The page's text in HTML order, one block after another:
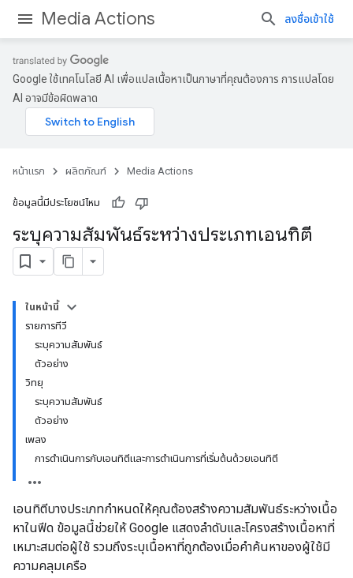
Media Actions ลงชื่อเข้าใช้
Google ใช้เทคโนโลยี AI เพื่อแปลเนื้อหาเป็นภาษาที่คุณต้องการ การแปลโดย
AI อาจมีข้อผิดพลาด
หน้าแรก ผลิตภัณฑ์ Media Actions
ข้อมูลนี้มีประโยชน์ไหม
ระบุความสัมพันธ์ระหว่างประเภทเอนทิตี
ในหน้านี้
รายการทีวี
ระบุความสัมพันธ์
ตัวอย่าง
วิทยุ
ระบุความสัมพันธ์
ตัวอย่าง
เพลง
การดำเนินการกับเอนทิตีและการดำเนินการที่เริ่มต้นด้วยเอนทิตี
เอนทิตีบางประเภทกำหนดให้คุณต้องสร้างความสัมพันธ์ระหว่างเนื้อ
หาในฟีด ข้อมูลนี้ช่วยให้ Google แสดงลำดับและโครงสร้างเนื้อหาที่
เหมาะสมต่อผู้ใช้ รวมถึงระบุเนื้อหาที่ถูกต้องเมื่อคำค้นหาของผู้ใช้มี
ความคลุมเครือ